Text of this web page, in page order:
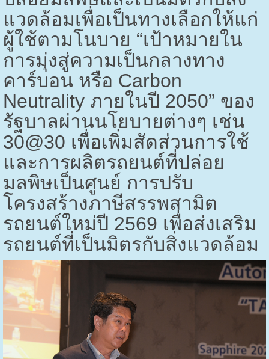
แวดล้อมเพื่อเป็นทางเลือกให้แก่
ผู้ใช้ตามโนบาย “เป้าหมายใน
การมุ่งสู่ความเป็นกลางทาง
คาร์บอน หรือ Carbon
Neutrality ภายในปี 2050” ของ
รัฐบาลผ่านนโยบายต่างๆ เช่น
30@30 เพื่อเพิ่มสัดส่วนการใช้
และการผลิตรถยนต์ที่ปล่อย
มลพิษเป็นศูนย์ การปรับ
โครงสร้างภาษีสรรพสามิต
รถยนต์ใหม่ปี 2569 เพื่อส่งเสริม
รถยนต์ที่เป็นมิตรกับสิ่งแวดล้อม